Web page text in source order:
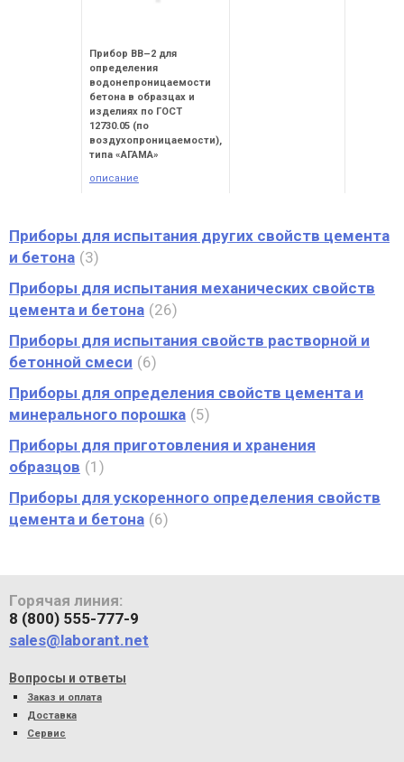
Прибор ВВ–2 для
определения
водонепроницаемости
бетона в образцах и
изделиях по ГОСТ
12730.05 (по
воздухопроницаемости),
типа «АГАМА»
описание
Приборы для испытания других свойств цемента
и бетона 3
Приборы для испытания механических свойств
цемента и бетона 26
Приборы для испытания свойств растворной и
бетонной смеси
6
Приборы для определения свойств цемента и
минерального порошка 5
Приборы для приготовления и хранения
образцов
1
Приборы для ускоренного определения свойств
цемента и бетона 6
Горячая линия:
8 (800) 555-777-9
sales@laborant.net
Вопросы и ответы
Заказ и оплата
Доставка
Сервис